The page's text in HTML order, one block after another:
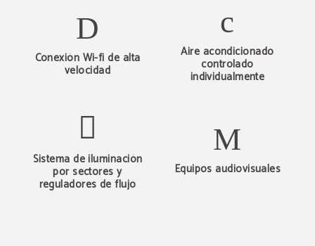
Conexión Wi-fi de alta
velocidad
Aire acondicionado
controlado
individualmente
Sistema de iluminación
por sectores y
reguladores de flujo
Equipos audiovisuales